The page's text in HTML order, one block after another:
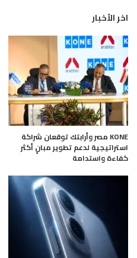
اخر الأخبار
KONE مصر وأرابتك توقعان شراكة
استراتيجية لدعم تطوير مبانٍ أكثر
كفاءة واستدامة